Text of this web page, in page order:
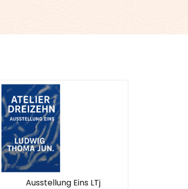
Ausstellung Eins LTj